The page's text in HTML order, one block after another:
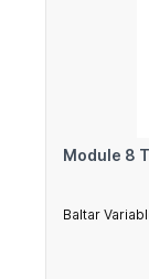
Module 8
Baltar